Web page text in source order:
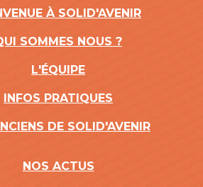
À SOLID'AVENIR
SOMMES NOUS ?
L'ÉQUIPE
INFOS PRATIQUES
DE SOLID'AVENIR
NOS ACTUS